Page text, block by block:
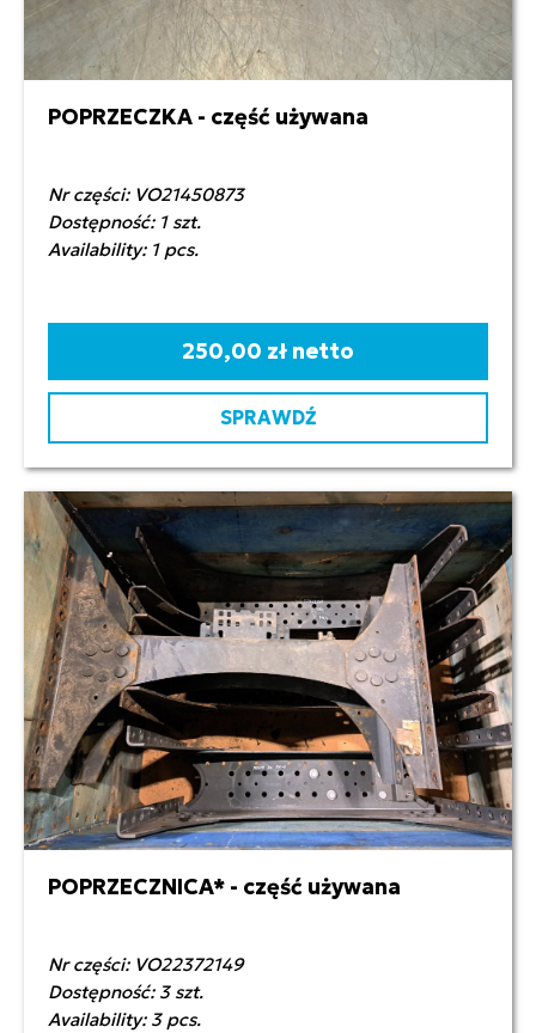
POPRZECZKA - część używana
Nr części: VO21450873
Dostępność: 1 szt.
Availability: 1 pcs.
250,00 zł netto
SPRAWDŹ
POPRZECZNICA* - część używana
Nr części: VO22372149
Dostępność: 3 szt.
Availability: 3 pcs.